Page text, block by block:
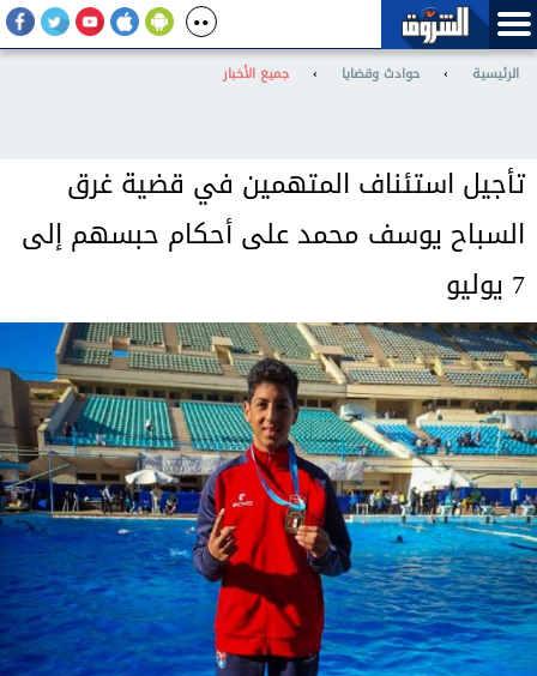
الرئيسية › حوادث وقضايا › جميع الأخبار
تأجيل استئناف المتهمين في قضية غرق
السباح يوسف محمد على أحكام حبسهم إلى
7 يوليو